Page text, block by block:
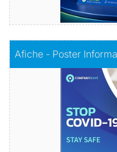
Afiche - Poster
Comprar